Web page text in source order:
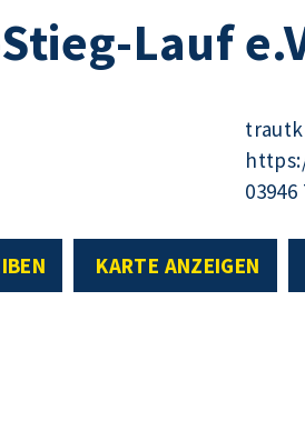
Lauf
03946
KARTE ANZEIGEN